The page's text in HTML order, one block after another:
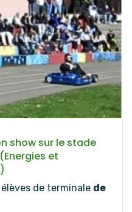
show sur le stade
et
de terminale de